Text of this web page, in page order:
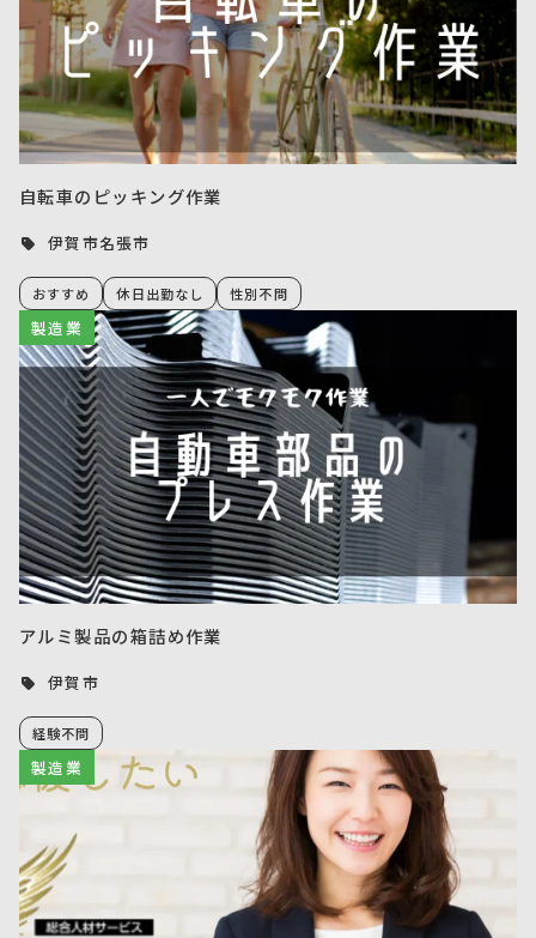
自転車のピッキング作業
伊賀市名張市
おすすめ 休日出勤なし 性別不問
製造業
アルミ製品の箱詰め作業
伊賀市
経験不問
製造業